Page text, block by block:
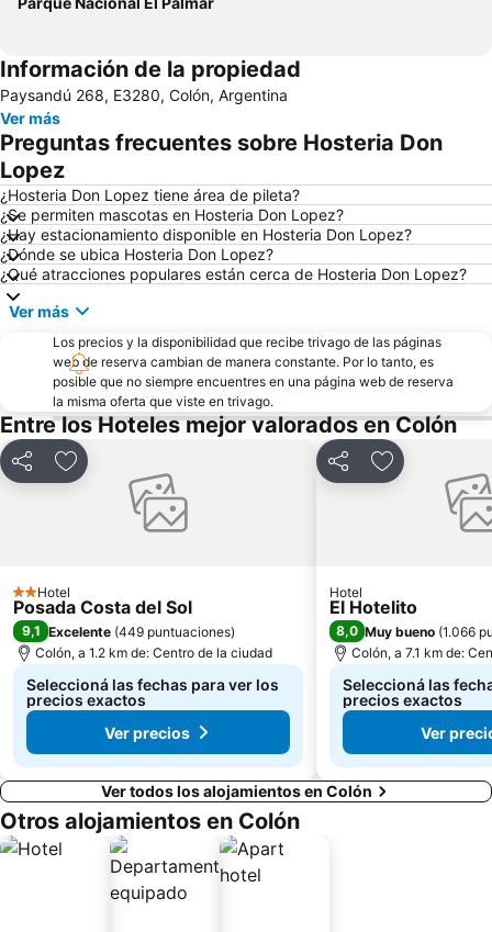
Información de la propiedad
Paysandú 268, E3280, Colón, Argentina
Ver más
Preguntas frecuentes sobre Hosteria Don
Lopez
¿Hosteria Don Lopez tiene área de pileta?
¿Se permiten mascotas en Hosteria Don Lopez?
¿Hay estacionamiento disponible en Hosteria Don Lopez?
¿Dónde se ubica Hosteria Don Lopez?
¿Qué atracciones populares están cerca de Hosteria Don Lopez?
Ver más
Los precios y la disponibilidad que recibe trivago de las páginas
web de reserva cambian de manera constante. Por lo tanto, es
posible que no siempre encuentres en una página web de reserva
la misma oferta que viste en trivago.
Entre los Hoteles mejor valorados en Colón
CompartirAñadir a favoritos
2 Estrellas
Hotel
Posada Costa del Sol
9,1 Excelente (449 puntuaciones)
Colón, a 1.2 km de: Centro de la ciudad
Seleccioná las fechas para ver los
precios exactos
Ver precios
CompartirAñadir a
Hotel
El Hotelito
8,0 Muy bueno (1.066
Colón, a 7.1 km de:
Seleccioná las
precios exactos
Ver
Ver todos los alojamientos en Colón
Otros alojamientos en Colón